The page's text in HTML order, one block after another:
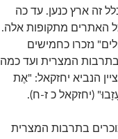
זה ארץ כנען. עד כה
האתרים מתקופות אלה.
נזכרו כחמישים
המצרית ועד כמה
הנביא יחזקאל: "אֶת
(יחזקאל כ ז-ח).
בתרבות המצרית